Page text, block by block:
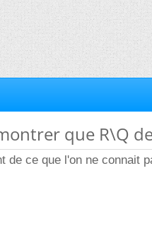
que R\Q
de ce que l'on ne connait